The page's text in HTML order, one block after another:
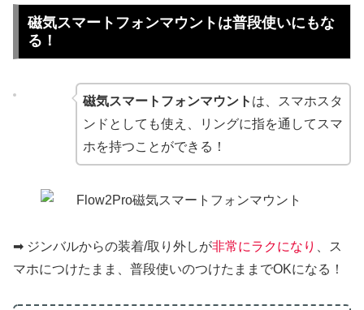
磁気スマートフォンマウントは普段使いにもな
る！
磁気スマートフォンマウント は、スマホスタ
ンドとしても使え、リングに指を通してスマ
ホを持つことができる！
➡︎ ジンバルからの装着/取り外しが非常にラクになり
、ス
マホにつけたまま、普段使いのつけたままでOKになる！